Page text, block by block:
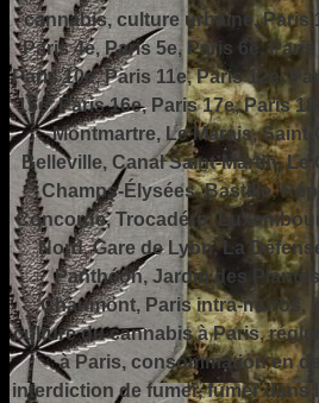
cannabis, culture urbaine, Paris
Paris 4e, Paris 5e, Paris 6e,
Paris 10e, Paris 11e, Paris 12e,
15e, Paris 16e, Paris 17e, Paris
Montmartre, Le Marais,
Belleville, Canal Saint-Martin, Le
Champs-Élysées, Bastille,
Concorde, Trocadéro,
Nord, Gare de Lyon, La
Panthéon, Jardin des
Chaumont, Paris intra-muros,
culture du cannabis à Paris,
à Paris, consommation en
interdiction de fumer, fumer dans